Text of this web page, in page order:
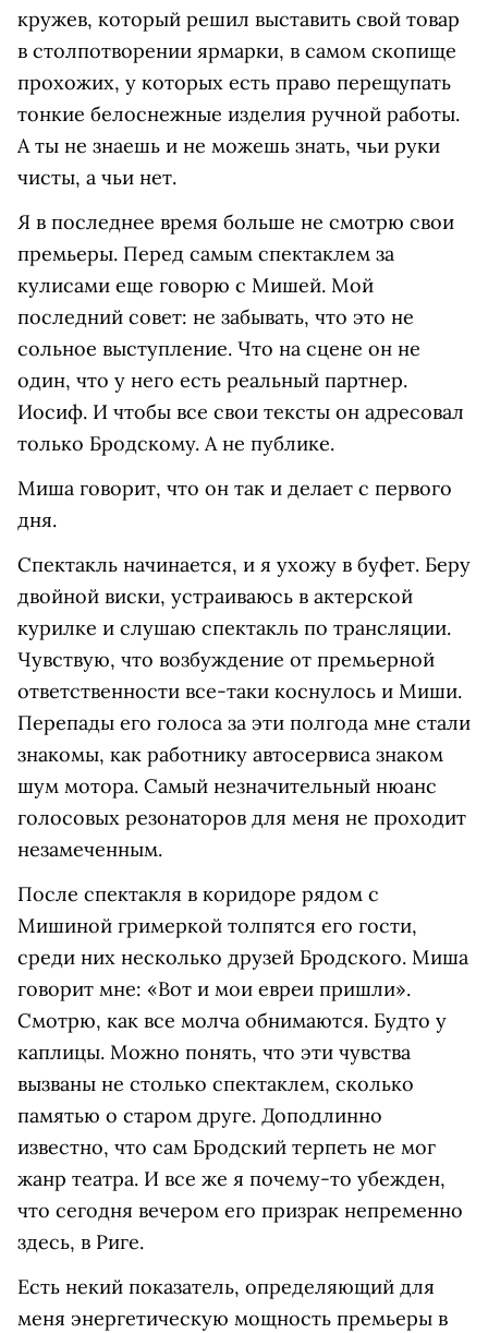
кружев, который решил выставить свой товар
в столпотворении ярмарки, в самом скопище
прохожих, у которых есть право перещупать
тонкие белоснежные изделия ручной работы.
А ты не знаешь и не можешь знать, чьи руки
чисты, а чьи нет.
Я в последнее время больше не смотрю свои
премьеры. Перед самым спектаклем за
кулисами еще говорю с Мишей. Мой
последний совет: не забывать, что это не
сольное выступление. Что на сцене он не
один, что у него есть реальный партнер.
Иосиф. И чтобы все свои тексты он адресовал
только Бродскому. А не публике.
Миша говорит, что он так и делает с первого
дня.
Спектакль начинается, и я ухожу в буфет. Беру
двойной виски, устраиваюсь в актерской
курилке и слушаю спектакль по трансляции.
Чувствую, что возбуждение от премьерной
ответственности все-таки коснулось и Миши.
Перепады его голоса за эти полгода мне стали
знакомы, как работнику автосервиса знаком
шум мотора. Самый незначительный нюанс
голосовых резонаторов для меня не проходит
незамеченным.
После спектакля в коридоре рядом с
Мишиной гримеркой толпятся его гости,
среди них несколько друзей Бродского. Миша
говорит мне: «Вот и мои евреи пришли».
Смотрю, как все молча обнимаются. Будто у
каплицы. Можно понять, что эти чувства
вызваны не столько спектаклем, сколько
памятью о старом друге. Доподлинно
известно, что сам Бродский терпеть не мог
жанр театра. И все же я почему-то убежден,
что сегодня вечером его призрак непременно
здесь, в Риге.
Есть некий показатель, определяющий для
меня энергетическую мощность премьеры в